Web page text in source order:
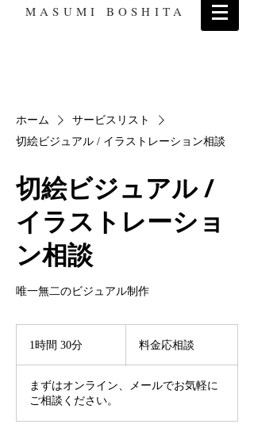
MASUMI BOSHITA
ホーム
サービスリスト
切絵ビジュアル / イラストレーション相談
切絵ビジュアル /
イラストレーショ
ン相談
唯一無二のビジュアル制作
1時間 30分
分
相
料金応相談
まずはオンライン、メールでお気軽に
ご相談ください。